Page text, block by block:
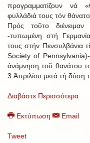
προγραμματίζουν νά
φυλλάδιά τους τόν
Πρός τοῦτο
-τυπωμένη στή
τους στήν Πενσυλβάνια
Society of
ἀνάμνηση τοῦ θανάτου
3 Ἀπριλίου μετά τή δύση
Διαβάστε Περισσότερα
Εκτύπωση Email
Tweet